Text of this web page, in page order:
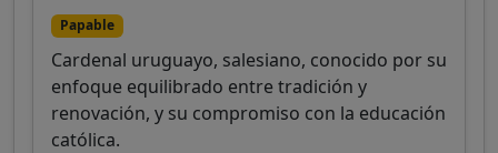
Papable
Cardenal uruguayo, salesiano, conocido por su
enfoque equilibrado entre tradición y
renovación, y su compromiso con la educación
católica.